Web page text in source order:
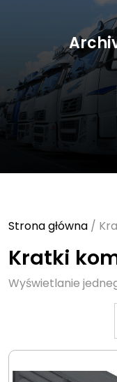
Strona główna /
Kratki
Wyświetlanie